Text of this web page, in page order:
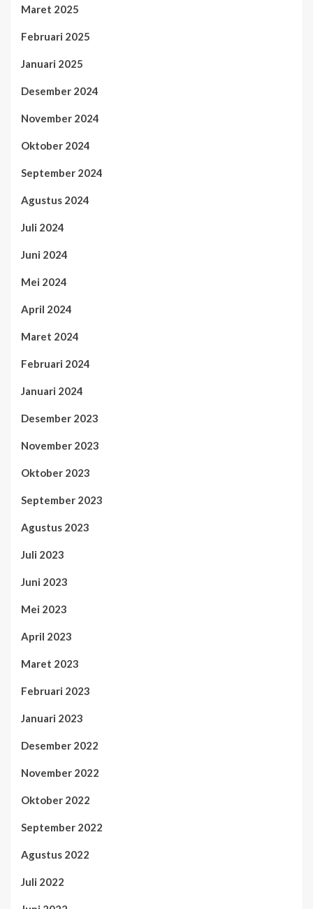
Maret 2025
Februari 2025
Januari 2025
Desember 2024
November 2024
Oktober 2024
September 2024
Agustus 2024
Juli 2024
Juni 2024
Mei 2024
April 2024
Maret 2024
Februari 2024
Januari 2024
Desember 2023
November 2023
Oktober 2023
September 2023
Agustus 2023
Juli 2023
Juni 2023
Mei 2023
April 2023
Maret 2023
Februari 2023
Januari 2023
Desember 2022
November 2022
Oktober 2022
September 2022
Agustus 2022
Juli 2022